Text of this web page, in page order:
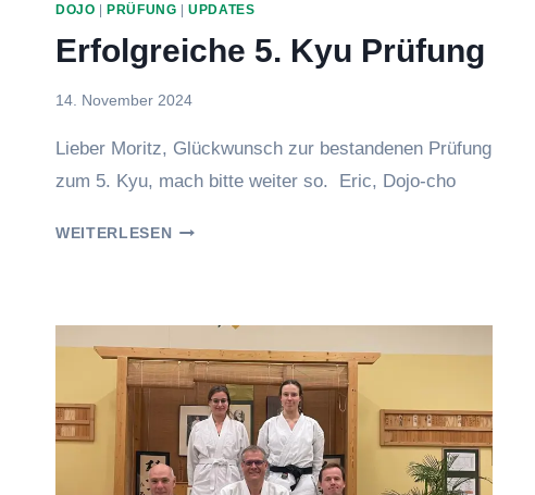
DOJO |PRÜFUNG |UPDATES
Erfolgreiche 5. Kyu Prüfung
Von
14. November 2024
Lieber Moritz, Glückwunsch zur bestandenen Prüfung
zum 5. Kyu, mach bitte weiter so. Eric, Dojo-cho
WEITERLESENERFOLGREICHE